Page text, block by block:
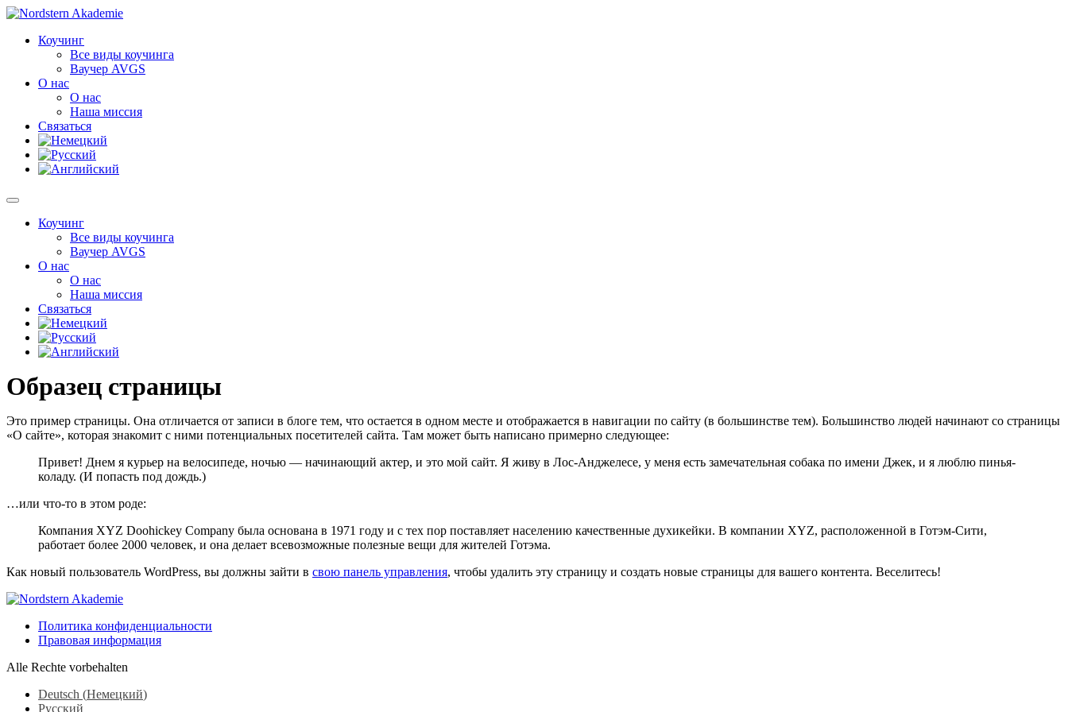
Перейти
содержимому
Коучинг
Все виды коучинга
Ваучер AVGS
О нас
О нас
Наша миссия
Связаться
Коучинг
Все виды коучинга
Ваучер AVGS
О нас
О нас
Наша миссия
Связаться
Образец страницы
Это пример страницы. Она отличается от записи в блоге тем, что остается в одном месте и отображается в навигации по сайту (в большинстве тем). Большинство людей начинают со страницы
«О сайте», которая знакомит с ними потенциальных посетителей сайта. Там может быть написано примерно следующее:
Привет! Днем я курьер на велосипеде, ночью — начинающий актер, и это мой сайт. Я живу в Лос-Анджелесе, у меня есть замечательная собака по имени Джек, и я люблю пинья-
коладу. (И попасть под дождь.)
…или что-то в этом роде:
Компания XYZ Doohickey Company была основана в 1971 году и с тех пор поставляет населению качественные духикейки. В компании XYZ, расположенной в Готэм-Сити,
работает более 2000 человек, и она делает всевозможные полезные вещи для жителей Готэма.
Как новый пользователь WordPress, вы должны зайти в свою панель управления, чтобы удалить эту страницу и создать новые страницы для вашего контента. Веселитесь!
Политика конфиденциальности
Правовая информация
Alle Rechte vorbehalten
Deutsch (Немецкий)
Русский